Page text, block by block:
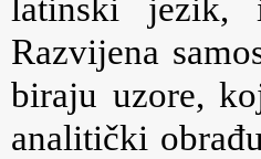
latinski jezik,
Razvijena
biraju uzore,
analitički